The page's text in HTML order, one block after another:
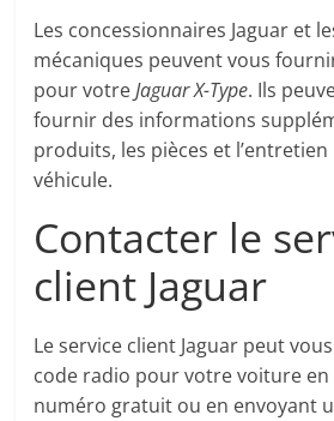
Les concessionnaires Jaguar et
mécaniques peuvent vous
pour votreJaguar X-Type. Ils
fournir des informations
produits, les pièces et
véhicule.
Contacter le
client Jaguar
Le service client Jaguar peut
code radio pour votre voiture
numéro gratuit ou en envoyant